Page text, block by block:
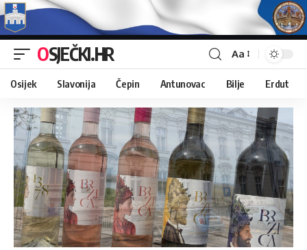
OSJEČKI.HR Aa
Osijek Slavonija Čepin Antunovac Bilje Erdut